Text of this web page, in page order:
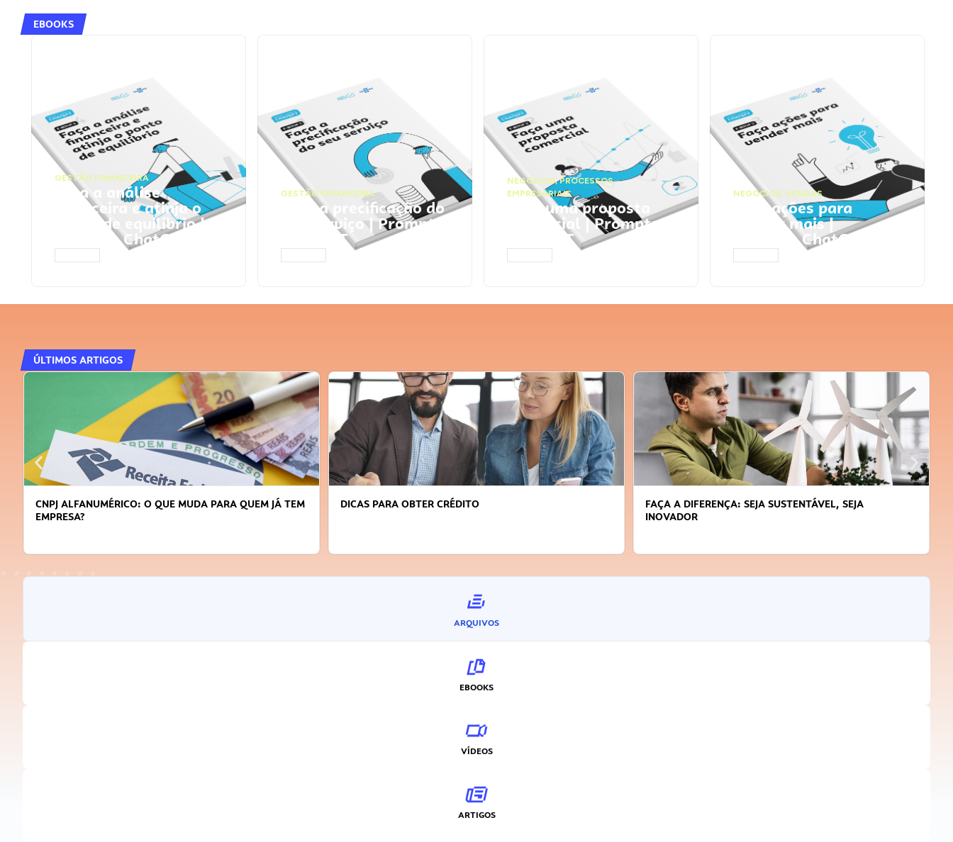
EBOOKS
GESTÃO FINANCEIRA
Faça a análise
financeira e atinja o
ponto de equilíbrio |
Prompts ChatGPT
GESTÃO FINANCEIRA
Faça a precificação do
seu serviço | Prompts
ChatGPT
NEGÓCIOS,PROCESSOS
EMPRESARIAIS
Faça uma proposta
comercial | Prompts
ChatGPT
NEGÓCIOS, VENDAS
Faça ações para
vender mais |
Prompts ChatGPT
ÚLTIMOS ARTIGOS
CNPJ ALFANUMÉRICO: O QUE MUDA PARA QUEM JÁ TEM
EMPRESA?
DICAS PARA OBTER CRÉDITO
FAÇA A DIFERENÇA: SEJA SUSTENTÁVEL, SEJA
INOVADOR
ARQUIVOS
EBOOKS
VÍDEOS
ARTIGOS